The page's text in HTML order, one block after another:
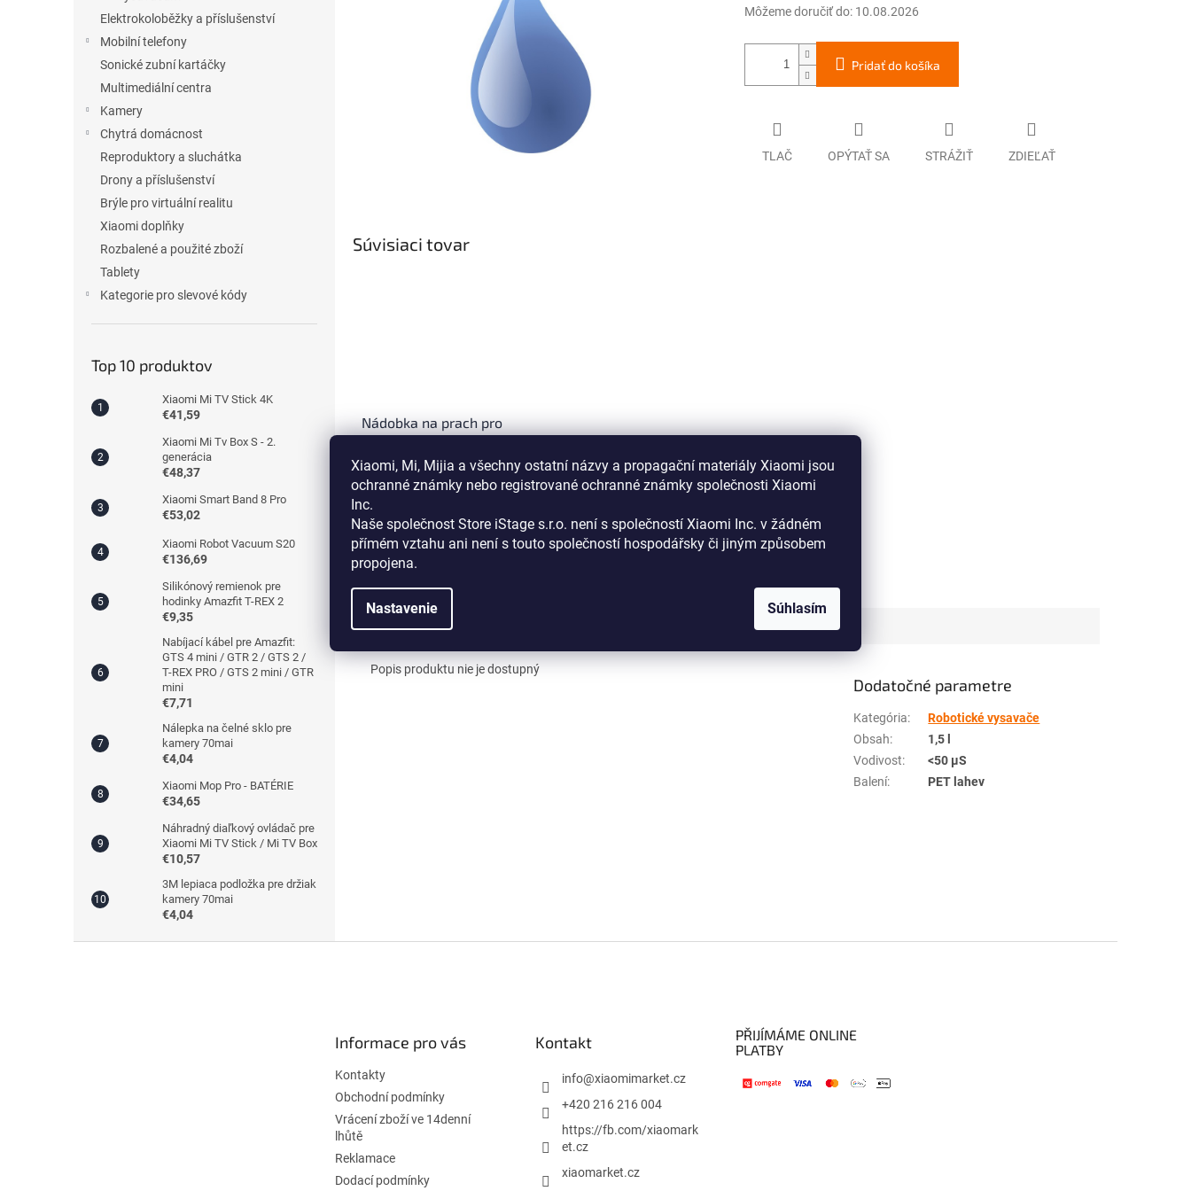
Xiaomi, Mi, Mijia a všechny ostatní názvy a propagační materiály Xiaomi jsou
ochranné známky nebo registrované ochranné známky společnosti Xiaomi
Inc.
Naše společnost Store iStage s.r.o. není s společností Xiaomi Inc. v žádném
přímém vztahu ani není s touto společností hospodářsky či jiným způsobem
propojena.
Nastavenie Súhlasím
Elektrokoloběžky a příslušenství
Mobilní telefony
Sonické zubní kartáčky
Multimediální centra
Kamery
Chytrá domácnost
Reproduktory a sluchátka
Drony a příslušenství
Brýle pro virtuální realitu
Xiaomi doplňky
Rozbalené a použité zboží
Tablety
Kategorie pro slevové kódy
Top 10 produktov
Xiaomi Mi TV Stick 4K
€41,59
Xiaomi Mi Tv Box S - 2.
generácia
€48,37
Xiaomi Smart Band 8 Pro
€53,02
Xiaomi Robot Vacuum S20
€136,69
Silikónový remienok pre
hodinky Amazfit T-REX 2
€9,35
Nabíjací kábel pre Amazfit:
GTS 4 mini / GTR 2 / GTS 2 /
T-REX PRO / GTS 2 mini / GTR
mini
€7,71
Nálepka na čelné sklo pre
kamery 70mai
€4,04
Xiaomi Mop Pro - BATÉRIE
€34,65
Náhradný diaľkový ovládač pre
Xiaomi Mi TV Stick / Mi TV Box
€10,57
3M lepiaca podložka pre držiak
kamery 70mai
€4,04
Môžeme doručiť do: 10.08.2026
Pridať do košíka
TLAČ OPÝTAŤ SA STRÁŽIŤ ZDIEĽAŤ
Súvisiaci tovar
Nádobka na prach pro
L10S Ultra/Dreame L10
Ultra
Skladem
€32,24
Do košíka
Popis Diskusia
Popis produktu nie je dostupný
Dodatočné parametre
Kategória:
Robotické vysavače
Obsah:
1,5 l
Vodivost:
<50 µS
Balení: PET lahev
Informace pro vás
Kontakty
Obchodní podmínky
Vrácení zboží ve 14denní
lhůtě
Reklamace
Dodací podmínky
Kontakt
info@xiaomimarket.cz
+420 216 216 004
https://fb.com/xiaomark
et.cz
xiaomarket.cz
PŘIJÍMÁME ONLINE
PLATBY